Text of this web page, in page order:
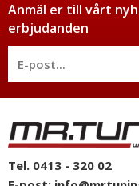
Anmäl er till vårt
erbjudanden
Tel. 0413 - 320 02